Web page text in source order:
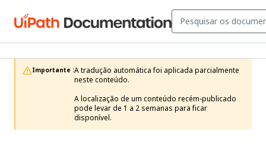
Importante :A tradução automática foi aplicada parcialmente
neste conteúdo.
A localização de um conteúdo recém-publicado
pode levar de 1 a 2 semanas para ficar
disponível.